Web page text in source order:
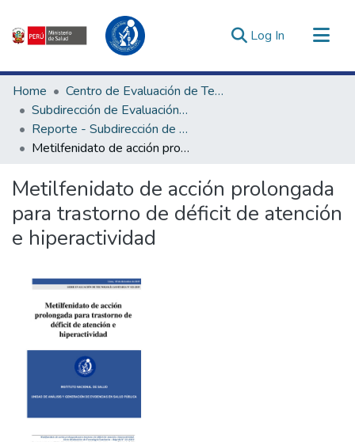
Log In (current)
Communities & Collections
All of DSpace
Statistics
Estadísticas Externas
Enlaces de interés ▾
Home
Centro de Evaluación de Tecnologías en Salud
Subdirección de Evaluación de Tecnologías Sanitarias
Reporte - Subdirección de Evaluación de Tecnologías Sanitarias
Metilfenidato de acción prolongada para trastorno de déficit de atención e hiperactividad
Metilfenidato de acción prolongada
para trastorno de déficit de atención
e hiperactividad